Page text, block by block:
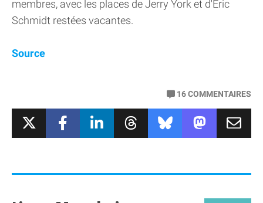
membres, avec les places de Jerry York et d'Eric
Schmidt restées vacantes.
Source
16COMMENTAIRES